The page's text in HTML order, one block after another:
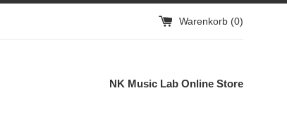
Warenkorb (0)
NK Music Lab Online Store